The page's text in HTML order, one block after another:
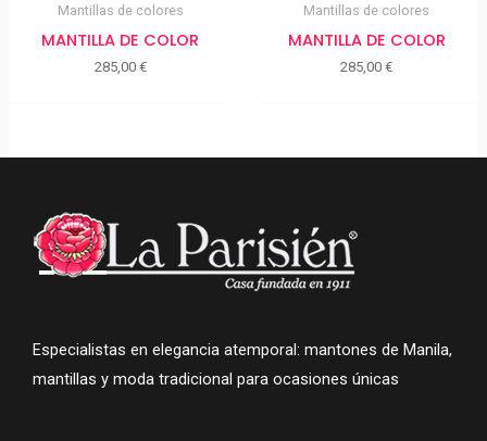
Mantillas de colores
MANTILLA DE COLOR
285,00 €
Mantillas de colores
MANTILLA DE COLOR
285,00€
Especialistas en elegancia atemporal: mantones de Manila,
mantillas y moda tradicional para ocasiones únicas